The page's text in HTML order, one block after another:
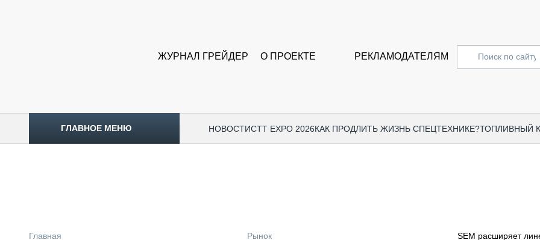
ЖУРНАЛ ГРЕЙДЕР О ПРОЕКТЕ РЕКЛАМОДАТЕЛЯМ
ГЛАВНОЕ МЕНЮ НОВОСТИCTT EXPO 2026КАК ПРОДЛИТЬ ЖИЗНЬ СПЕЦТЕХНИКЕ?ТОПЛИВНЫЙ
Главная Рынок
SEM расширяет